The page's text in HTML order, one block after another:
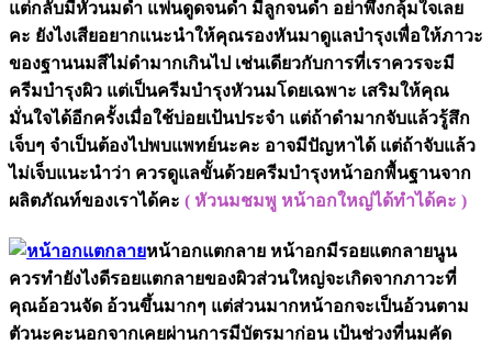
แต่กลับมีหัวนมดำ แฟนดูดจนดำ มีลูกจนดำ อย่าพึ่งกลุ้มใจเลย
คะ ยังไงเสียอยากแนะนำให้คุณรองหันมาดูแลบำรุงเพื่อให้ภาวะ
ของฐานนมสีไม่ดำมากเกินไป เช่นเดียวกับการที่เราควรจะมี
ครีมบำรุงผิว แต่เป็นครีมบำรุงหัวนมโดยเฉพาะ เสริมให้คุณ
มั่นใจได้อีกครั้งเมื่อใช้บ่อยเป้นประจำ แต่ถ้าดำมากจับแล้วรู้สึก
เจ็บๆ จำเป็นต้องไปพบแพทย์นะคะ อาจมีปัญหาได้ แต่ถ้าจับแล้ว
ไม่เจ็บแนะนำว่า ควรดูแลขั้นด้วยครีมบำรุงหน้าอกพื้นฐานจาก
ผลิตภัณท์ของเราได้คะ ( หัวนมชมพู หน้าอกใหญ่ได้ทำได้คะ )
หน้าอกแตกลาย หน้าอกมีรอยแตกลายนูน
ควรทำยังไงดีรอยแตกลายของผิวส่วนใหญ่จะเกิดจากภาวะที่
คุณอ้อวนจัด อ้วนขึ้นมากๆ แต่ส่วนมากหน้าอกจะเป็นอ้วนตาม
ตัวนะคะนอกจากเคยผ่านการมีบัตรมาก่อน เป้นช่วงที่นมคัด